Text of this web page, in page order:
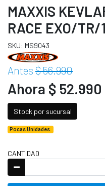
MAXXIS
RACE EXO/TR/
SKU: MS9043
Antes $ 56.990
Ahora $ 52.990
Stock por sucursal
Pocas Unidades.
CANTIDAD